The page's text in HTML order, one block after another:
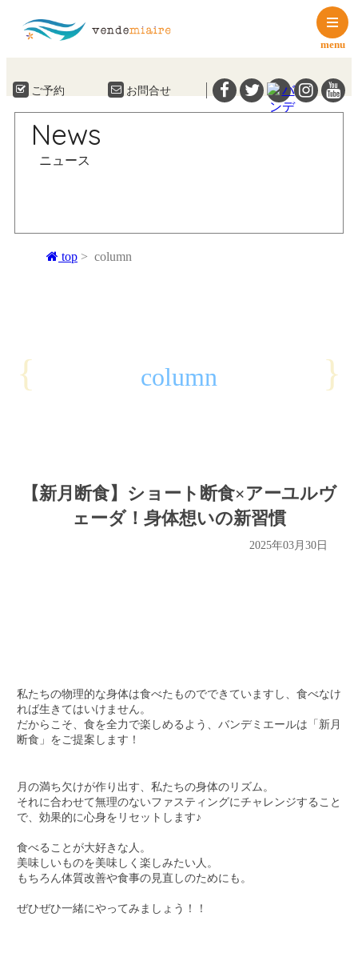
menu
ご予約 お問合せ
News
ニュース
top column
{ column }
【新月断食】ショート断食×アーユルヴ
ェーダ！身体想いの新習慣
2025年03月30日
私たちの物理的な身体は食べたものでできていますし、食べなけ
れば生きてはいけません。
だからこそ、食を全力で楽しめるよう、バンデミエールは「新月
断食」をご提案します！
月の満ち欠けが作り出す、私たちの身体のリズム。
それに合わせて無理のないファスティングにチャレンジすること
で、効果的に心身をリセットします♪
食べることが大好きな人。
美味しいものを美味しく楽しみたい人。
もちろん体質改善や食事の見直しのためにも。
ぜひぜひ一緒にやってみましょう！！